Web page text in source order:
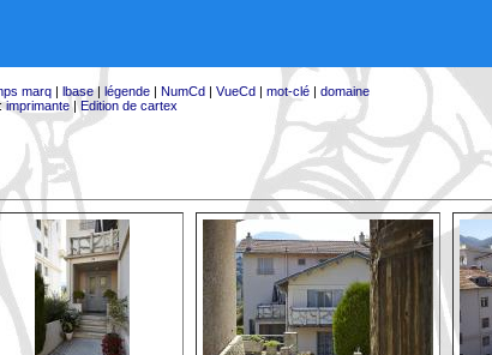
marq| lbase| légende| NumCd| VueCd| mot-clé| domaine
imprimante|Edition de cartex